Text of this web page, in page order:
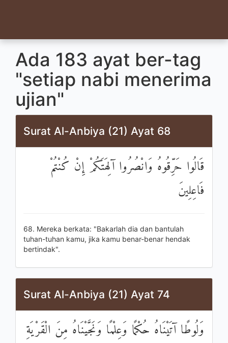
Ada 183 ayat ber-tag
"setiap nabi menerima
ujian"
Surat Al-Anbiya (21) Ayat 68
قَالُوا حَرِّقُوهُ وَانْصُرُوا آلِهَتَكُمْ إِنْ كُنْتُمْ
فَاعِلِينَ
68. Mereka berkata: "Bakarlah dia dan bantulah
tuhan-tuhan kamu, jika kamu benar-benar hendak
bertindak".
Surat Al-Anbiya (21) Ayat 74
وَلُوطًا آتَيْنَاهُ حُكْمًا وَعِلْمًا وَنَجَّيْنَاهُ مِنَ الْقَرْيَةِ